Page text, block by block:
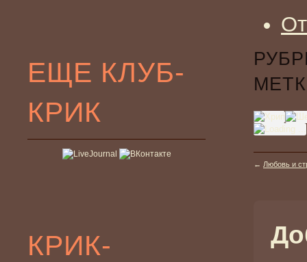
ЕЩЕ КЛУБ-
КРИК
КРИК-
← Любовь и